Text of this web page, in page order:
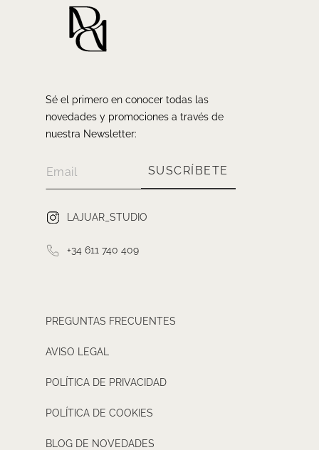
Sé el primero en conocer todas las
novedades y promociones a través de
nuestra Newsletter:
SUSCRÍBETE
LAJUAR_STUDIO
+34 611 740 409
PREGUNTAS FRECUENTES
AVISO LEGAL
POLÍTICA DE PRIVACIDAD
POLÍTICA DE COOKIES
BLOG DE NOVEDADES